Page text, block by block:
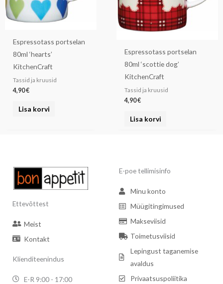
Espressotass portselan
80ml ‘hearts’
KitchenCraft
Tassid ja kruusid
4,90€
Lisa korvi
Espressotass portselan
80ml ‘scottie dog’
KitchenCraft
Tassid ja kruusid
4,90€
Lisa korvi
Ettevõttest
Meist
Kontakt
Klienditeenindus
E-R 9:00 - 17:00
E-poe tellimisinfo
Minu konto
Müügitingimused
Makseviisid
Toimetusviisid
Lepingust taganemise
avaldus
Privaatsuspoliitika